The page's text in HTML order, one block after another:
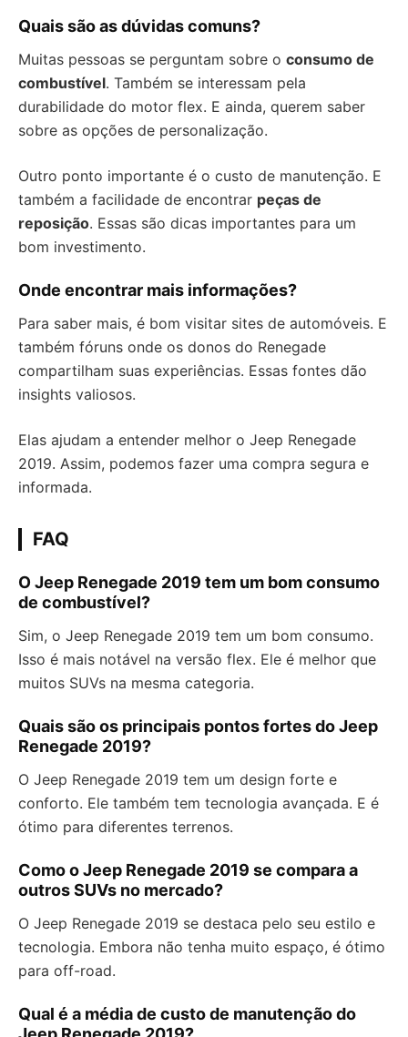
Quais são as dúvidas comuns?
Muitas pessoas se perguntam sobre o consumo de
combustível. Também se interessam pela
durabilidade do motor flex. E ainda, querem saber
sobre as opções de personalização.
Outro ponto importante é o custo de manutenção. E
também a facilidade de encontrar peças de
reposição. Essas são dicas importantes para um
bom investimento.
Onde encontrar mais informações?
Para saber mais, é bom visitar sites de automóveis. E
também fóruns onde os donos do Renegade
compartilham suas experiências. Essas fontes dão
insights valiosos.
Elas ajudam a entender melhor o Jeep Renegade
2019. Assim, podemos fazer uma compra segura e
informada.
FAQ
O Jeep Renegade 2019 tem um bom consumo
de combustível?
Sim, o Jeep Renegade 2019 tem um bom consumo.
Isso é mais notável na versão flex. Ele é melhor que
muitos SUVs na mesma categoria.
Quais são os principais pontos fortes do Jeep
Renegade 2019?
O Jeep Renegade 2019 tem um design forte e
conforto. Ele também tem tecnologia avançada. E é
ótimo para diferentes terrenos.
Como o Jeep Renegade 2019 se compara a
outros SUVs no mercado?
O Jeep Renegade 2019 se destaca pelo seu estilo e
tecnologia. Embora não tenha muito espaço, é ótimo
para off-road.
Qual é a média de custo de manutenção do